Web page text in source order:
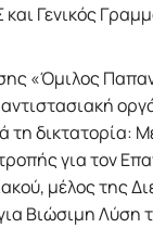
Γενικός
«Όμιλος
δικτατορία:
για τον
μέλος της
Βιώσιμη Λύση